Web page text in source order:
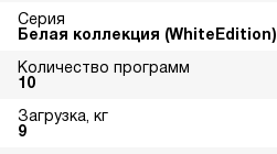
Серия
Белая коллекция (WhiteEdition)
Количество программ
10
Загрузка, кг
9